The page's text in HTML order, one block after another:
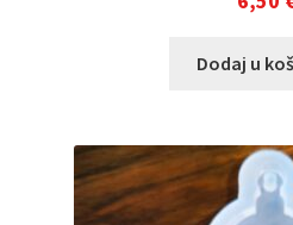
Dodaj u